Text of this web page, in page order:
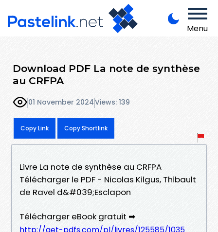
Menu
Download PDF La note de synthèse
au CRFPA
01 November 2024Views: 139
Copy Link Copy Shortlink
Livre La note de synthèse au CRFPA
Télécharger le PDF - Nicolas Kilgus, Thibault
de Ravel d&#039;Esclapon
Télécharger eBook gratuit ➡